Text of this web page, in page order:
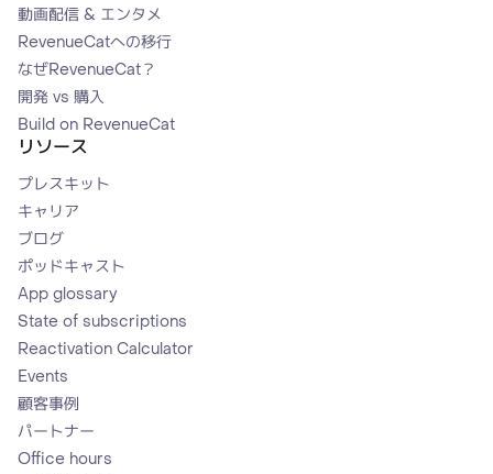
動画配信 & エンタメ
RevenueCatへの移行
なぜRevenueCat？
開発 vs 購入
Build on RevenueCat
リソース
プレスキット
キャリア
ブログ
ポッドキャスト
App glossary
State of subscriptions
Reactivation Calculator
Events
顧客事例
パートナー
Office hours